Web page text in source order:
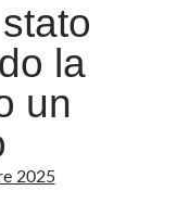
la
un
2025